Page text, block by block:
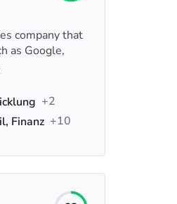
company that
as Google,
+2
Finanz +10